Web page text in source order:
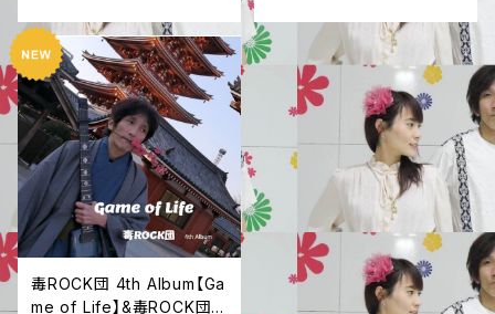
毒ROCK団 4th Album【Ga
me of Life】&毒ROCK団ス